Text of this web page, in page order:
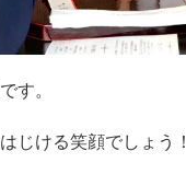
す。
じける笑顔でしょう！